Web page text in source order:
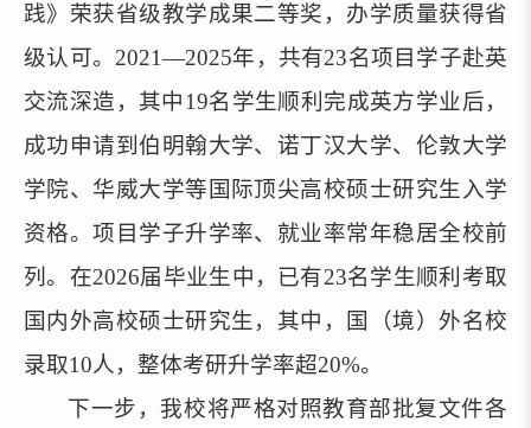
践》荣获省级教学成果二等奖，办学质量获得省
级认可。2021—2025年，共有23名项目学子赴英
交流深造，其中19名学生顺利完成英方学业后，
成功申请到伯明翰大学、诺丁汉大学、伦敦大学
学院、华威大学等国际顶尖高校硕士研究生入学
资格。项目学子升学率、就业率常年稳居全校前
列。在2026届毕业生中，已有23名学生顺利考取
国内外高校硕士研究生，其中，国（境）外名校
录取10人，整体考研升学率超20%。
下一步，我校将严格对照教育部批复文件各